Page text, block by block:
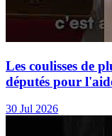
Les coulisses de
députés pour
30 Jul 2026